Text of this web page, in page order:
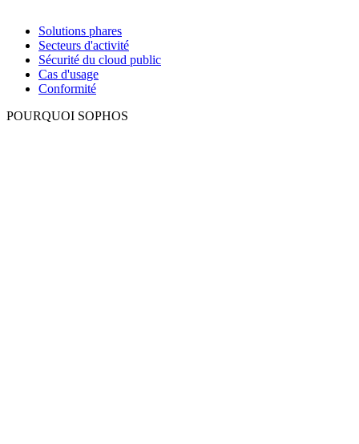
Solutions phares
Secteurs d'activité
Sécurité du cloud public
Cas d'usage
Conformité
POURQUOI SOPHOS